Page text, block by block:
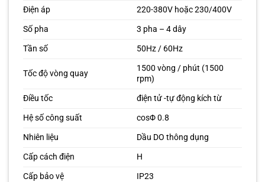
Điện áp
220-380V hoặc 230/400V
Số pha
3 pha – 4 dây
Tần số
50Hz / 60Hz
Tốc độ vòng quay
1500 vòng / phút (1500
rpm)
Điều tốc
điện tử -tự động kích từ
Hệ số công suất
cosΦ 0.8
Nhiên liệu
Dầu DO thông dụng
Cấp cách điện
H
Cấp bảo vệ
IP23